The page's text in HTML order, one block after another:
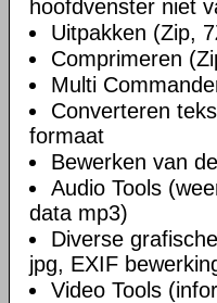
hoofdvenster niet
Uitpakken (Zip,
Comprimeren
Multi
Converteren
formaat
Bewerken van
Audio Tools
data mp3)
Diverse
jpg, EXIF
Video Tools